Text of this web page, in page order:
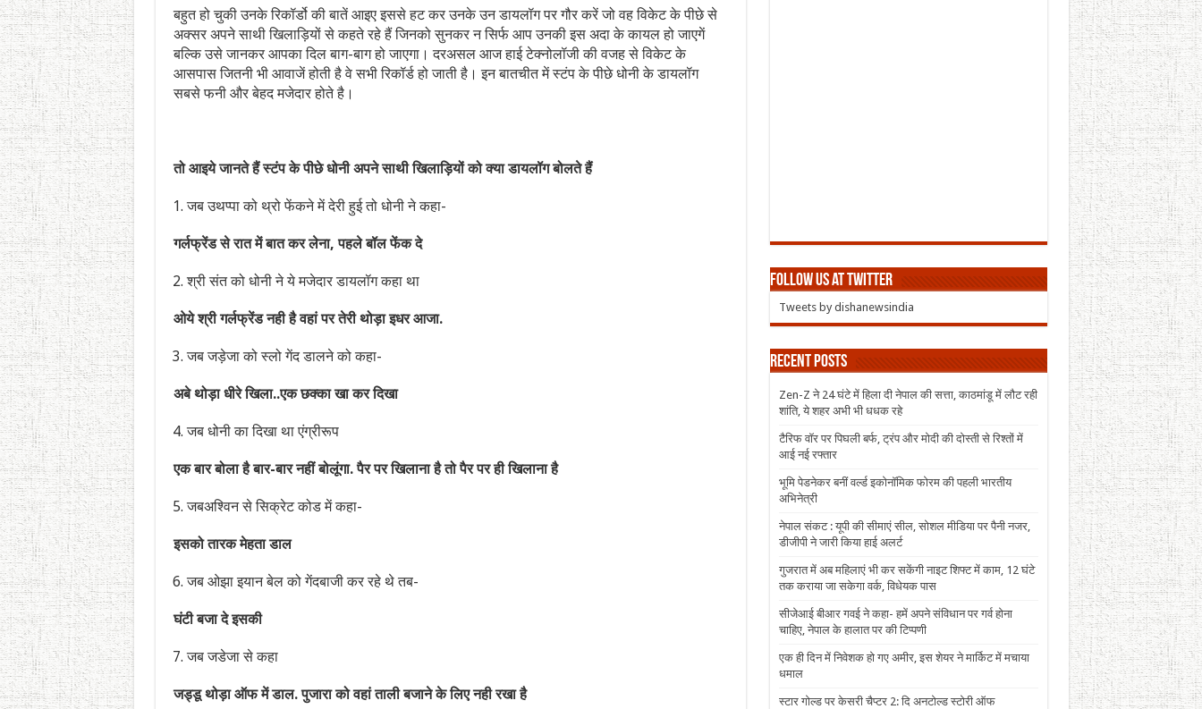
बहुत हो चुकी उनके रिकॉर्डो की बातें आइए इससे हट कर उनके उन डायलॉग पर गौर करें जो वह विकेट के पीछे से
अक्सर अपने साथी खिलाड़ियों से कहते रहे हैं जिनको सुनकर न सिर्फ आप उनकी इस अदा के कायल हो जाएगें
बल्कि उसे जानकर आपका दिल बाग-बाग हो जाएगा। दरअसल आज हाई टेक्नोलॉजी की वजह से विकेट के
आसपास जितनी भी आवाजें होती है वे सभी रिकॉर्ड हो जाती है। इन बातचीत में स्टंप के पीछे धोनी के डायलॉग
सबसे फनी और बेहद मजेदार होते है।
तोआइयेजानतेहैंस्टंपकेपीछेधोनीअपनेसाथीखिलाड़ियोंकोक्याडायलॉगबोलतेहैं
जब उथप्पा को थ्रो फेंकने में देरी हुई तो धोनी ने कहा-
गर्लफ्रेंड से रात में बात कर लेना, पहले बॉल फेंक दे
श्री संत को धोनी ने ये मजेदार डायलॉग कहा था
ओये श्री गर्लफ्रेंड नही है वहां पर तेरी थोड़ा इधर आजा.
जब जड़ेजा को स्लो गेंद डालने को कहा-
अबे थोड़ा धीरे खिला..एक छक्का खा कर दिखा
जब धोनी का दिखा था एंग्रीरूप
एक बार बोला है बार-बार नहीं बोलूंगा. पैर पर खिलाना है तो पैर पर ही खिलाना है
जबअश्विन से सिक्रेट कोड में कहा-
इसको तारक मेहता डाल
जब ओझा इयान बेल को गेंदबाजी कर रहे थे तब-
घंटी बजा दे इसकी
जब जडेजा से कहा
जड्डू थोड़ा ऑफ में डाल. पुजारा को वहां ताली बजाने के लिए नही रखा है
Follow us at Twitter
Tweets by dishanewsindia
Recent Posts
Zen-Z ने 24 घंटे में हिला दी नेपाल की सत्ता, काठमांडू में लौट रही
शांति, ये शहर अभी भी धधक रहे
टैरिफ वॉर पर पिघली बर्फ, ट्रंप और मोदी की दोस्ती से रिश्तों में
आई नई रफ्तार
भूमि पेडनेकर बनीं वर्ल्ड इकोनॉमिक फोरम की पहली भारतीय
अभिनेत्री
नेपाल संकट : यूपी की सीमाएं सील, सोशल मीडिया पर पैनी नजर,
डीजीपी ने जारी किया हाई अलर्ट
गुजरात में अब महिलाएं भी कर सकेंगी नाइट शिफ्ट में काम, 12 घंटे
तक कराया जा सकेगा वर्क, विधेयक पास
सीजेआई बीआर गवई ने कहा- हमें अपने संविधान पर गर्व होना
चाहिए, नेपाल के हालात पर की टिप्पणी
एक ही दिन में निवेशक हो गए अमीर, इस शेयर ने मार्किट में मचाया
धमाल
स्टार गोल्ड पर केसरी चैप्टर 2: दि अनटोल्ड स्टोरी ऑफ